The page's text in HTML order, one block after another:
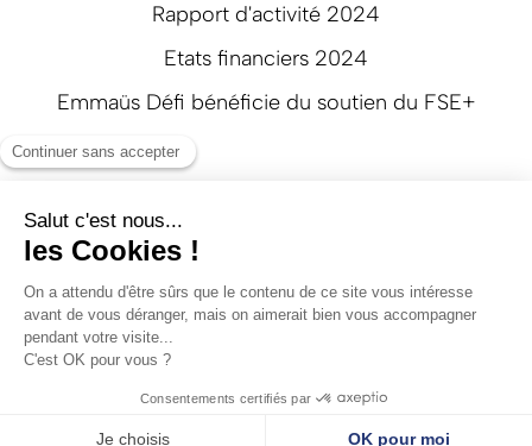
Rapport d'activité 2024
Etats financiers 2024
Emmaüs Défi bénéficie du soutien du FSE+
Mentions légales
Réalisation: Agence web Beyonds